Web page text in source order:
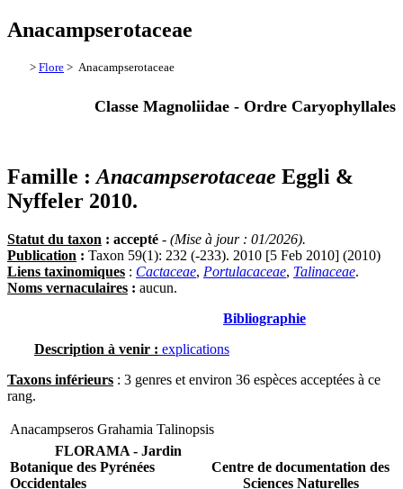
Anacampserotaceae
> Flore > Anacampserotaceae
Classe Magnoliidae - Ordre Caryophyllales
Famille : Anacampserotaceae Eggli &
Nyffeler 2010.
Statut du taxon : accepté - (Mise à jour : 01/2026).
Publication : Taxon 59(1): 232 (-233). 2010 [5 Feb 2010] (2010)
Liens taxinomiques : Cactaceae, Portulacaceae, Talinaceae.
Noms vernaculaires : aucun.
Bibliographie
Description à venir : explications
Taxons inférieurs : 3 genres et environ 36 espèces acceptées à ce
rang.
Anacampseros Grahamia Talinopsis
FLORAMA - Jardin
Botanique des Pyrénées
Occidentales
Centre de documentation des
Sciences Naturelles